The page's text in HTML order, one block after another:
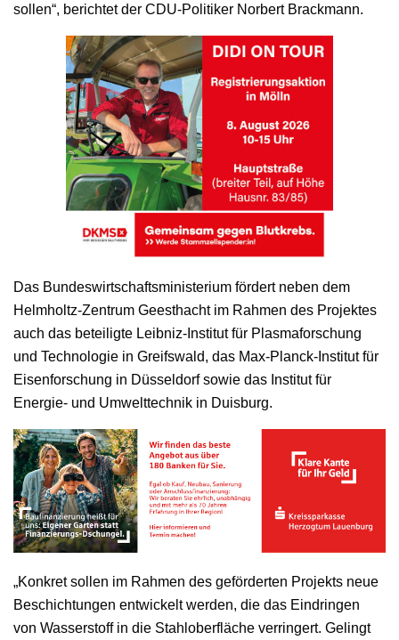
sollen“, berichtet der CDU-Politiker Norbert Brackmann.
Das Bundeswirtschaftsministerium fördert neben dem
Helmholtz-Zentrum Geesthacht im Rahmen des Projektes
auch das beteiligte Leibniz-Institut für Plasmaforschung
und Technologie in Greifswald, das Max-Planck-Institut für
Eisenforschung in Düsseldorf sowie das Institut für
Energie- und Umwelttechnik in Duisburg.
„Konkret sollen im Rahmen des geförderten Projekts neue
Beschichtungen entwickelt werden, die das Eindringen
von Wasserstoff in die Stahloberfläche verringert. Gelingt